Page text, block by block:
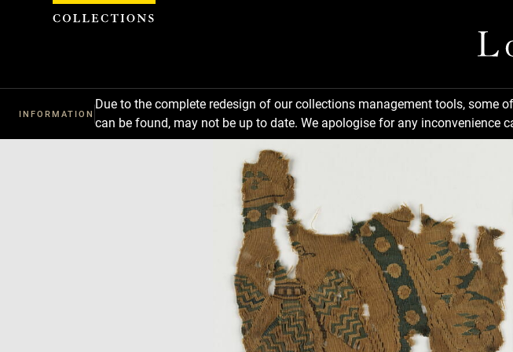
INFORMATION
Due to the complete redesign of our collections management tools,
can be found, may not be up to date. We apologise for any inconvenience
Cookies management panel